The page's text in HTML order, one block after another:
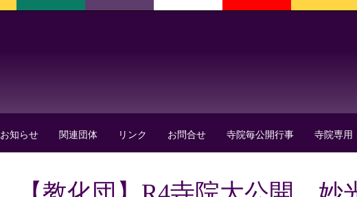
お知らせ 関連団体 リンク お問合せ 寺院毎公開行事 寺院専用